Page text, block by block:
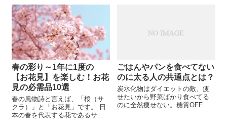
ではなく、しなやかでほどよく
筋肉がついてる脚が美しいと思
いませんか。この記事では美脚
になる...
春の彩り～1年に1度の
【お花見】を楽しむ！お花
見の必需品10選
春の風物詩と言えば、「桜（サ
クラ）」と「お花見」です。 日
本の春を代表する花であるサク
ごはんやパンを食べてない
のに太る人の共通点とは？
炭水化物はダイエットの敵、痩
せたいから野菜ばかり食べてる
のに全然痩せない。糖質OFF製